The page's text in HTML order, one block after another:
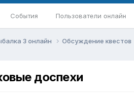
События Пользователи онлайн
3 онлайн Обсуждение квестов
доспехи